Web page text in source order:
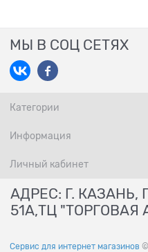
МЫ В СОЦ СЕТЯХ
Категории
Информация
Личный кабинет
АДРЕС: Г.
51А,ТЦ
Сервис для интернет магазинов